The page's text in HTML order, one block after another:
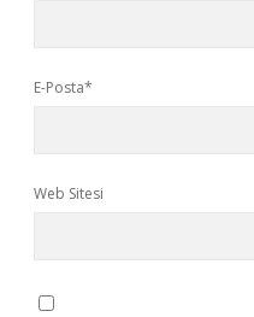
E-Posta*
Web Sitesi